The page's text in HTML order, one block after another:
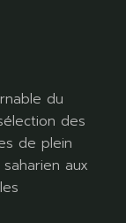
du
des
de plein
aux